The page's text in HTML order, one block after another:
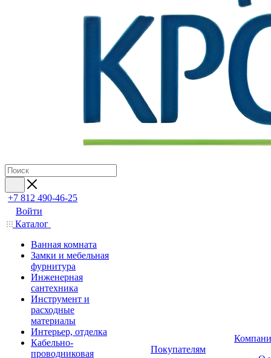
+7 812 490-46-25
Войти
Каталог
Ванная комната
Замки и мебельная
фурнитура
Инженерная
сантехника
Инструмент и
расходные
материалы
Интерьер, отделка
Кабельно-
проводниковая
Покупателям